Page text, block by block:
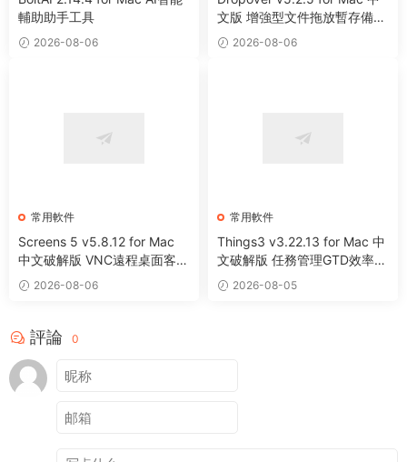
輔助助手工具
2026-08-06
文版 增強型文件拖放暫存備用
整理工具
2026-08-06
常用軟件
Screens 5 v5.8.12 for Mac
中文破解版 VNC遠程桌面客戶
端應用程序
2026-08-06
常用軟件
Things3 v3.22.13 for Mac 中
文破解版 任務管理GTD效率工
具 2026-08-05
評論 0